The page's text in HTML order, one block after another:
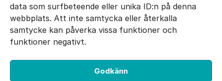
data som surfbeteende eller unika ID:n på denna
webbplats. Att inte samtycka eller återkalla
samtycke kan påverka vissa funktioner och
funktioner negativt.
Godkänn
E-mail: info@sepsisfonden.se
DONERA
BG 900-5265
Instagram